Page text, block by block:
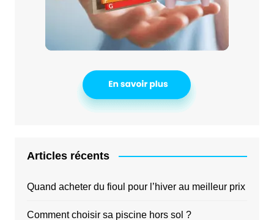
Articles récents
Quand acheter du fioul pour l’hiver au meilleur prix
Comment choisir sa piscine hors sol ?